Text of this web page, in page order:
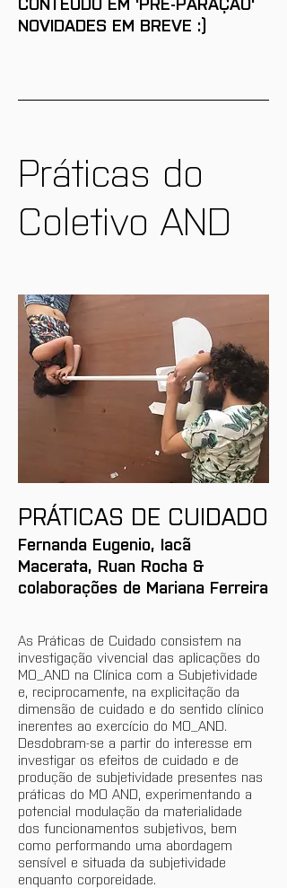
NOVIDADES EM BREVE :)
Práticas do
Coletivo AND
PRÁTICAS DE CUIDADO
Fernanda Eugenio, Iacã
Macerata, Ruan Rocha &
colaborações de Mariana Ferreira
As Práticas de Cuidado consistem na
investigação vivencial das aplicações do
MO_AND na Clínica com a Subjetividade
e, reciprocamente, na explicitação da
dimensão de cuidado e do sentido clínico
inerentes ao exercício do MO_AND.
Desdobram-se a partir do interesse em
investigar os efeitos de cuidado e de
produção de subjetividade presentes nas
práticas do MO AND, experimentando a
potencial modulação da materialidade
dos funcionamentos subjetivos, bem
como performando uma abordagem
sensível e situada da subjetividade
enquanto corporeidade.